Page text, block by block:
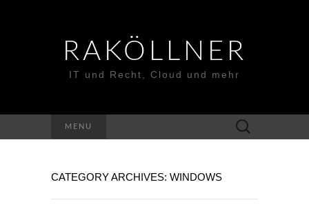
RAKÖLLNER
IT und Recht, Cloud und mehr
MENU
Suchen
nach:
CATEGORY ARCHIVES: WINDOWS